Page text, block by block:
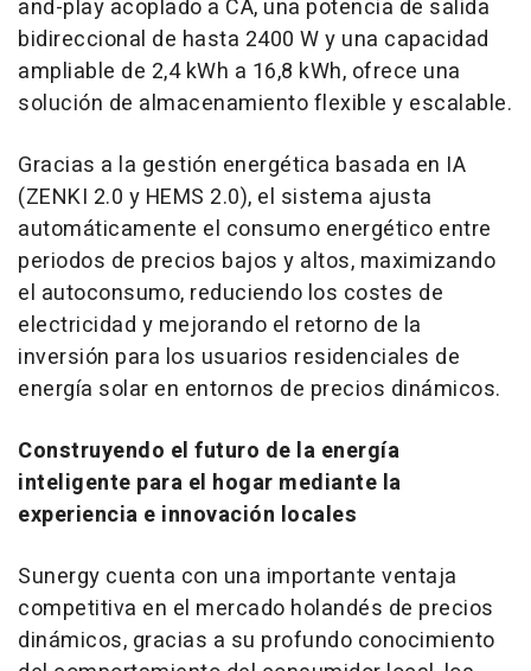
and-play acoplado a CA, una potencia de salida
bidireccional de hasta 2400 W y una capacidad
ampliable de 2,4 kWh a 16,8 kWh, ofrece una
solución de almacenamiento flexible y escalable.
Gracias a la gestión energética basada en IA
(ZENKI 2.0 y HEMS 2.0), el sistema ajusta
automáticamente el consumo energético entre
periodos de precios bajos y altos, maximizando
el autoconsumo, reduciendo los costes de
electricidad y mejorando el retorno de la
inversión para los usuarios residenciales de
energía solar en entornos de precios dinámicos.
Construyendo el futuro de la energía
inteligente para el hogar mediante la
experiencia e innovación locales
Sunergy cuenta con una importante ventaja
competitiva en el mercado holandés de precios
dinámicos, gracias a su profundo conocimiento